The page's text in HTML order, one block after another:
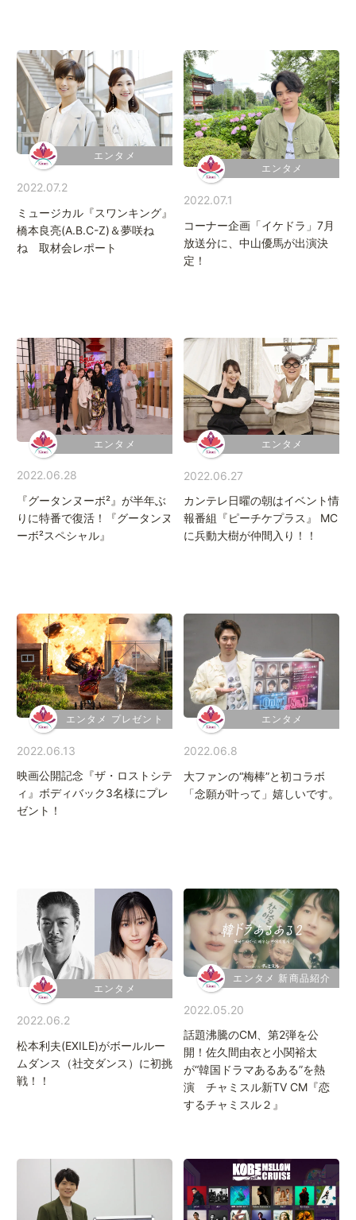
エンタメ
2022.07.2
ミュージカル『スワンキング』
橋本良亮(A.B.C-Z)＆夢咲ね
ね 取材会レポート
エンタメ
2022.07.1
コーナー企画「イケドラ」7月
放送分に、中山優馬が出演決
定！
エンタメ
2022.06.28
『グータンヌーボ²』が半年ぶ
りに特番で復活！『グータンヌ
ーボ²スペシャル』
エンタメ
2022.06.27
カンテレ日曜の朝はイベント情
報番組『ピーチケプラス』 MC
に兵動大樹が仲間入り！！
エンタメ プレゼント
2022.06.13
映画公開記念『ザ・ロストシテ
ィ』ボディバック3名様にプレ
ゼント！
エンタメ
2022.06.8
大ファンの“梅棒”と初コラボ
「念願が叶って」嬉しいです。
エンタメ
2022.06.2
松本利夫(EXILE)がボールルー
ムダンス（社交ダンス）に初挑
戦！！
エンタメ 新商品紹介
2022.05.20
話題沸騰のCM、第2弾を公
開！佐久間由衣と小関裕太
が“韓国ドラマあるある”を熱
演 チャミスル新TV CM『恋
するチャミスル２』